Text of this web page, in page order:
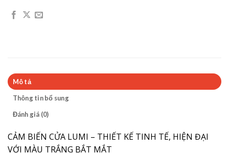
Mô tả
Thông tin bổ sung
Đánh giá (0)
CẢM BIẾN CỬA LUMI – THIẾT KẾ TINH TẾ, HIỆN ĐẠI
VỚI MÀU TRẮNG BẮT MẮT